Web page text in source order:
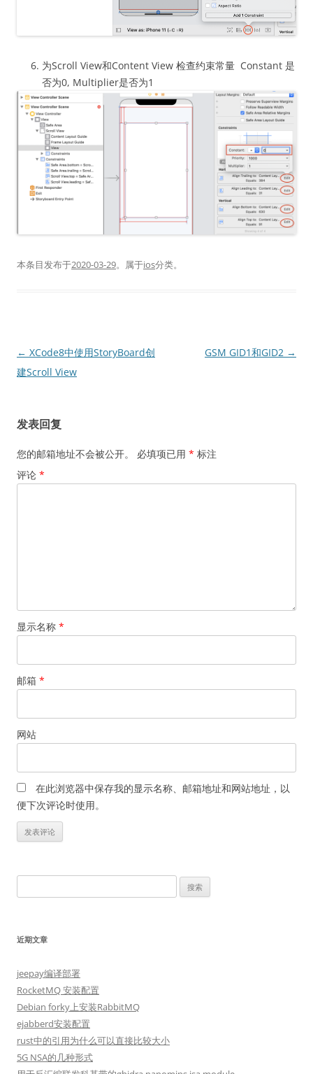
为Scroll View和Content View 检查约束常量 Constant 是
否为0, Multiplier是否为1
本条目发布于2020-03-29。属于ios分类。
文
章
← XCode8中使用StoryBoard创
建Scroll View
GSM GID1和GID2 →
发表回复
您的邮箱地址不会被公开。 必填项已用 * 标注
评论 *
显示名称 *
邮箱 *
网站
在此浏览器中保存我的显示名称、邮箱地址和网站地址，以
便下次评论时使用。
索：
近期文章
jeepay编译部署
RocketMQ 安装配置
Debian forky上安装RabbitMQ
ejabberd安装配置
rust中的引用为什么可以直接比较大小
5G NSA的几种形式